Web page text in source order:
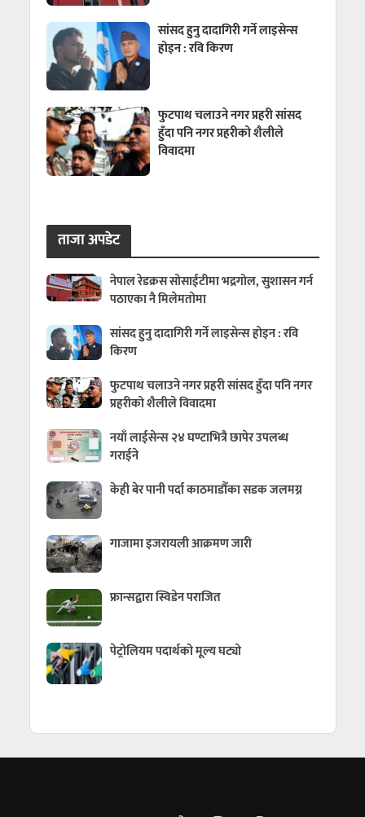
सांसद हुनु दादागिरी गर्ने लाइसेन्स
होइन : रवि किरण
फुटपाथ चलाउने नगर प्रहरी सांसद
हुँदा पनि नगर प्रहरीको शैलीले
विवादमा
ताजा अपडेट
नेपाल रेडक्रस सोसाईटीमा भद्रगोल, सुशासन गर्न
पठाएका नै मिलेमतोमा
सांसद हुनु दादागिरी गर्ने लाइसेन्स होइन : रवि
किरण
फुटपाथ चलाउने नगर प्रहरी सांसद हुँदा पनि नगर
प्रहरीको शैलीले विवादमा
नयाँ लाईसेन्स २४ घण्टाभित्रै छापेर उपलब्ध
गराईने
केही बेर पानी पर्दा काठमाडौँका सडक जलमग्न
गाजामा इजरायली आक्रमण जारी
फ्रान्सद्वारा स्विडेन पराजित
पेट्रोलियम पदार्थको मूल्य घट्यो